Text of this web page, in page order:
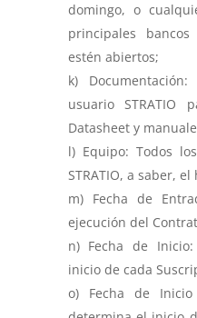
domingo, o
principales
estén abiertos;
usuario STRATIO
Datasheet y
Equipo: Todos
STRATIO, a saber, el
Fecha de
ejecución del
Fecha de
inicio de cada
Fecha de